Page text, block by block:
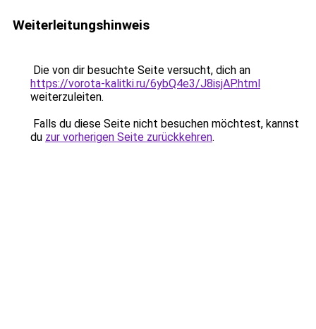
Weiterleitungshinweis
Die von dir besuchte Seite versucht, dich an
https://vorota-kalitki.ru/6ybQ4e3/J8isjAP.html
weiterzuleiten.
Falls du diese Seite nicht besuchen möchtest, kannst
du zur vorherigen Seite zurückkehren.